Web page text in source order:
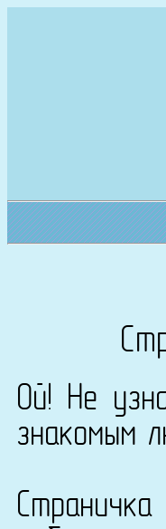
Ой! Не
знакомым